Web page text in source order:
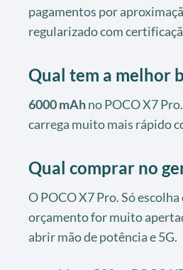
pagamentos por
regularizado com
Qual tem a melhor
6000 mAhno POCO X7
carrega muito mais rápido
Qual comprar no
O POCO X7 Pro. Só
orçamento for muito
abrir mão de potência e 5G.